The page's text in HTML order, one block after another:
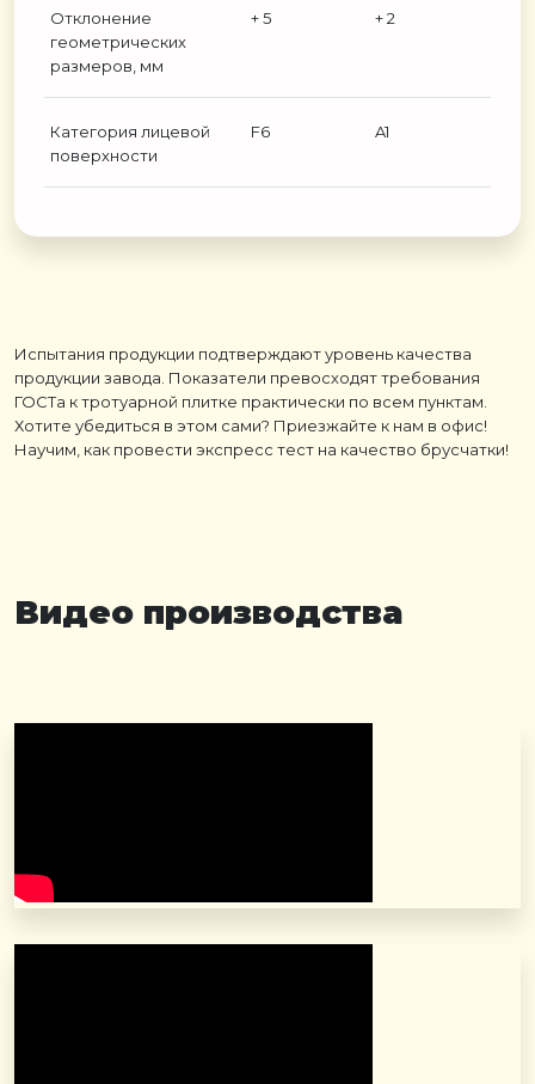
Отклонение
геометрических
размеров, мм
+ 5 + 2
Категория лицевой
поверхности
F6 A1
Испытания продукции подтверждают уровень качества
продукции завода. Показатели превосходят требования
ГОСТа к тротуарной плитке практически по всем пунктам.
Хотите убедиться в этом сами? Приезжайте к нам в офис!
Научим, как провести экспресс тест на качество брусчатки!
Видео производства